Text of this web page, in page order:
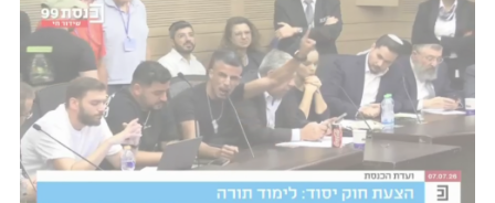
הלום קרב זעק: "איך אתם מנהלים מדינה ככה?"
בנוסף, במהלך הדיון התפרץ הלום הקרב יוסי סהרדי
וזעק מדם ליבו: "על מה אתם רבים? בדיוק כמו חבורה
של ילדים. חברים שלי יושבים פה וזו בושה לכולכם. אם
הייתי נותן לאחד מכם את הסרט שלי, לא הייתם
מדברים על שום דבר בעולם חוץ מנכי צה"ל. מה נסגר
איתכם? כיצד אתם מנהלים את מדינת ישראל".